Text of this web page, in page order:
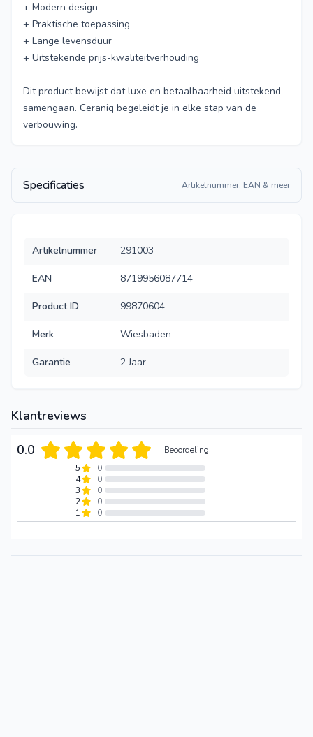
+ Modern design
+ Praktische toepassing
+ Lange levensduur
+ Uitstekende prijs-kwaliteitverhouding
Dit product bewijst dat luxe en betaalbaarheid uitstekend
samengaan. Ceraniq begeleidt je in elke stap van de
verbouwing.
Specificaties Artikelnummer, EAN & meer
Artikelnummer 291003
EAN 8719956087714
Product ID 99870604
Merk Wiesbaden
Garantie 2 Jaar
Klantreviews
0.0
Beoordeling
5
0
4
0
3
0
2
0
1
0